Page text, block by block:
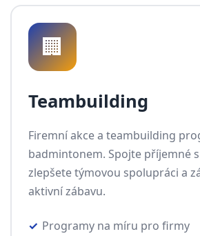
🏢
Teambuilding
Firemní akce a teambuilding
badmintonem. Spojte příjemné
zlepšete týmovou spolupráci a
aktivní zábavu.
Programy na míru pro firmy